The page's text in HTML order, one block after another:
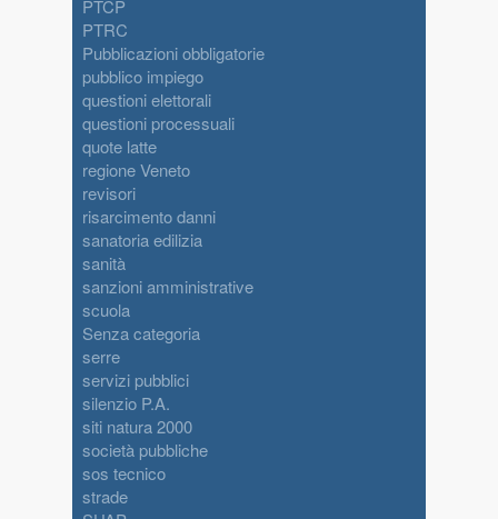
PTCP
PTRC
Pubblicazioni obbligatorie
pubblico impiego
questioni elettorali
questioni processuali
quote latte
regione Veneto
revisori
risarcimento danni
sanatoria edilizia
sanità
sanzioni amministrative
scuola
Senza categoria
serre
servizi pubblici
silenzio P.A.
siti natura 2000
società pubbliche
sos tecnico
strade